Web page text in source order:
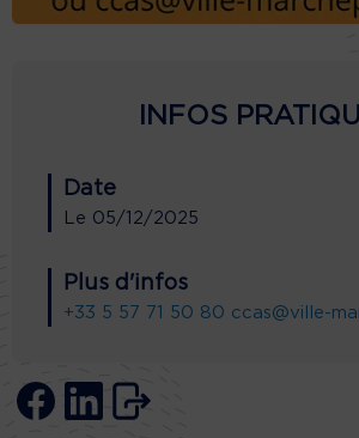
INFOS
Date
Le 05/12/2025
Plus d'infos
+33 5 57 71 50 80 ccas@ville-